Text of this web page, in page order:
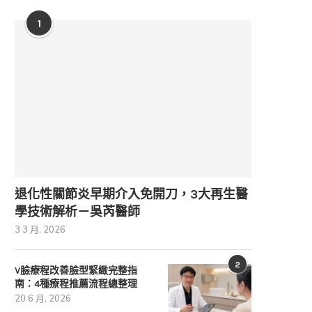
1
退化性關節炎早期介入免開刀，3大再生醫
學技術解析－吳芮醫師
3 3 月, 2026
2
V臉療程改善臉型緊緻完整指
南：4種療程推薦流程總整理
20 6 月, 2026